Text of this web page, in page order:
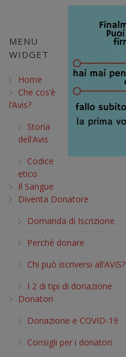
MENU
WIDGET
Home
Che cos’è
l’Avis?
Storia
dell’Avis
Codice
etico
Il Sangue
Diventa Donatore
Domanda di Iscrizione
Perché donare
Chi può iscriversi all’AVIS?
I 2 di tipi di donazione
Donatori
Donazione e COVID-19
Consigli per i donatori